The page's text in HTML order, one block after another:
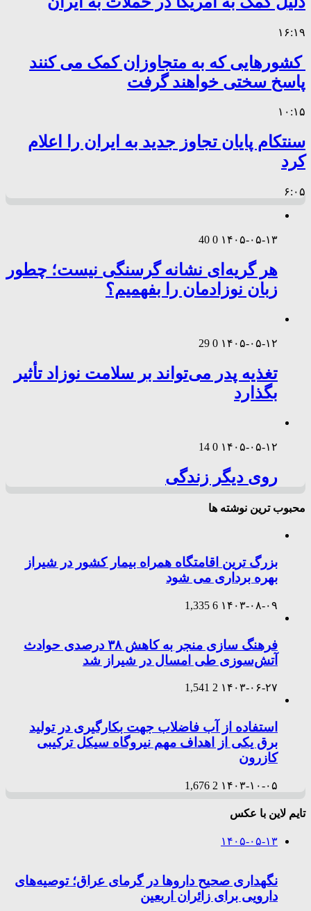
۱۶:۱۹
کشورهایی که به متجاوزان کمک می کنند
پاسخ سختی خواهند گرفت
۱۰:۱۵
سنتکام پایان تجاوز جدید به ایران را اعلام
کرد
۶:۰۵
۱۴۰۵-۰۵-۱۳ 0
40
هر گریه‌ای نشانه گرسنگی نیست؛ چطور
زبان نوزادمان را بفهمیم؟
۱۴۰۵-۰۵-۱۲ 0
29
تغذیه پدر می‌تواند بر سلامت نوزاد تأثیر
بگذارد
۱۴۰۵-۰۵-۱۲ 0
14
روی دیگر زندگی
محبوب ترین نوشته ها
بزرگ ترین اقامتگاه همراه بیمار کشور در شیراز
بهره برداری می شود
۱۴۰۳-۰۸-۰۹ 6
1,335
فرهنگ سازی منجر به کاهش ۳۸ درصدی حوادث
آتش‌سوزی طی امسال در شیراز شد
۱۴۰۳-۰۶-۲۷ 2
1,541
استفاده از آب فاضلاب جهت بکارگیری در تولید
برق یکی از اهداف مهم نیروگاه سیکل ترکیبی
کازرون
۱۴۰۳-۱۰-۰۵ 2
1,676
تایم لاین با عکس
۱۴۰۵-۰۵-۱۳
نگهداری صحیح داروها در گرمای عراق؛ توصیه‌های
دارویی برای زائران اربعین